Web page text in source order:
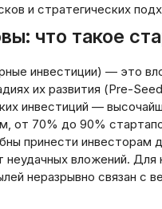
и стратегических
что такое
инвестиции) — это
их развития (Pre-
инвестиций —
от 70% до 90%
принести
вложений. Для
неразрывно связан с